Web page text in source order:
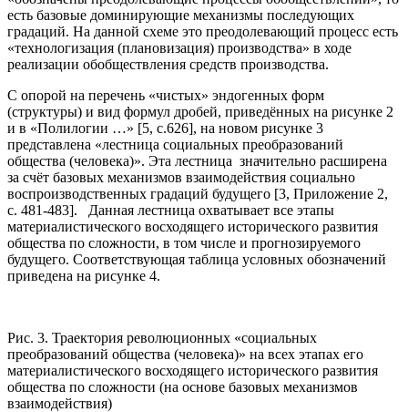
есть базовые доминирующие механизмы последующих
градаций. На данной схеме это преодолевающий процесс есть
«технологизация (плановизация) производства» в ходе
реализации обобществления средств производства.
С опорой на перечень «чистых» эндогенных форм
(структуры) и вид формул дробей, приведённых на рисунке 2
и в «Полилогии …» [5, с.626], на новом рисунке 3
представлена «лестница социальных преобразований
общества (человека)». Эта лестница значительно расширена
за счёт базовых механизмов взаимодействия социально
воспроизводственных градаций будущего [3, Приложение 2,
с. 481-483]. Данная лестница охватывает все этапы
материалистического восходящего исторического развития
общества по сложности, в том числе и прогнозируемого
будущего. Соответствующая таблица условных обозначений
приведена на рисунке 4.
Рис. 3. Траектория революционных «социальных
преобразований общества (человека)» на всех этапах его
материалистического восходящего исторического развития
общества по сложности (на основе базовых механизмов
взаимодействия)